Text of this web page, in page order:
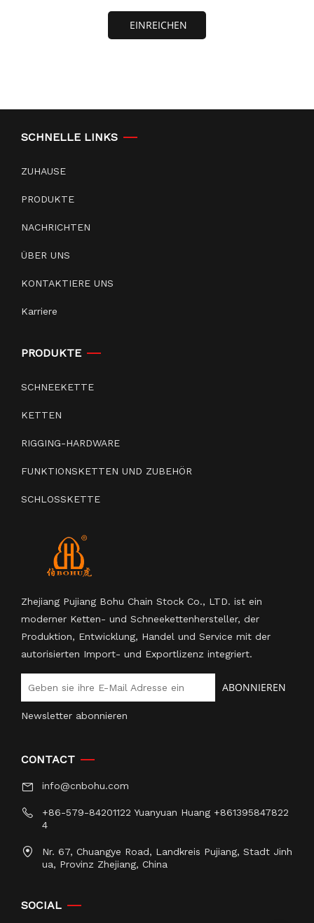
EINREICHEN
SCHNELLE LINKS
ZUHAUSE
PRODUKTE
NACHRICHTEN
ÜBER UNS
KONTAKTIERE UNS
Karriere
PRODUKTE
SCHNEEKETTE
KETTEN
RIGGING-HARDWARE
FUNKTIONSKETTEN UND ZUBEHÖR
SCHLOSSKETTE
Zhejiang Pujiang Bohu Chain Stock Co., LTD. ist ein
moderner Ketten- und Schneekettenhersteller, der
Produktion, Entwicklung, Handel und Service mit der
autorisierten Import- und Exportlizenz integriert.
ABONNIEREN
Newsletter abonnieren
CONTACT
info@cnbohu.com
+86-579-84201122 Yuanyuan Huang +861395847822
4
Nr. 67, Chuangye Road, Landkreis Pujiang, Stadt Jinh
ua, Provinz Zhejiang, China
SOCIAL